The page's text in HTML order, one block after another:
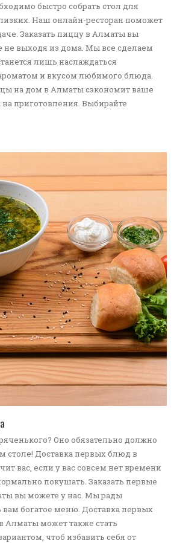
быстро собрать стол для
Наш онлайн-ресторан поможет
Заказать пиццу в Алматы вы
не выходя из дома. Мы все сделаем
лишь наслаждаться
и вкусом любимого блюда.
на дом в Алматы сэкономит ваше
приготовления. Выбирайте
итальянскую лепешку, а мы -
Оно обязательно должно
столе! Доставка первых блюд в
вас, если у вас совсем нет времени
покушать. Заказать первые
вы можете у нас. Мы рады
вам богатое меню. Доставка первых
Алматы может также стать
чтоб избавить себя от